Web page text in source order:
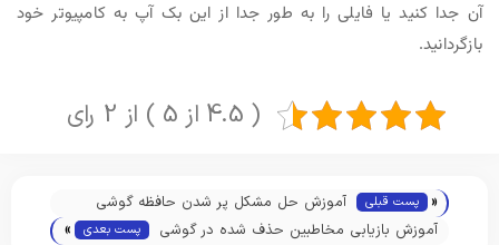
آن جدا کنید یا فایلی را به طور جدا از این بک آپ به کامپیوتر خود
بازگردانید.
( 4.5 از 5 ) از 2 رای
« پست قبلی
آموزش حل مشکل پر شدن حافظه گوشی
اندروید
آموزش بازیابی مخاطبین حذف شده در گوشی
پست بعدی »